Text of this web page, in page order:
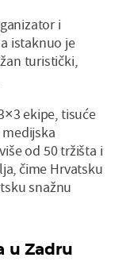
i
istaknuo je
turistički,
ekipe, tisuće
od 50 tržišta i
čime Hrvatsku
snažnu
u Zadru